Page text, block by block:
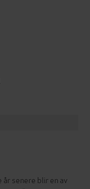
senere blir en av